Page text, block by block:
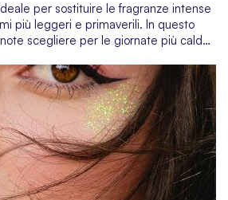
per sostituire le fragranze intense
più leggeri e primaverili. In questo
scegliere per le giornate più calde:
più leggeri fino ai profumi verdi e
aromatiche e accenti legnosi